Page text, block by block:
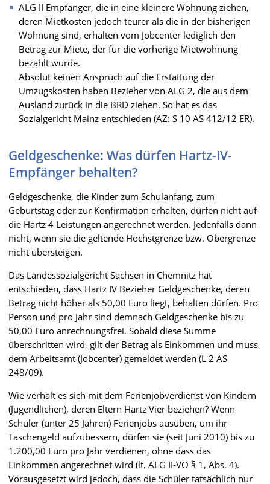
ALG II Empfänger, die in eine kleinere Wohnung ziehen,
deren Mietkosten jedoch teurer als die in der bisherigen
Wohnung sind, erhalten vom Jobcenter lediglich den
Betrag zur Miete, der für die vorherige Mietwohnung
bezahlt wurde.
Absolut keinen Anspruch auf die Erstattung der
Umzugskosten haben Bezieher von ALG 2, die aus dem
Ausland zurück in die BRD ziehen. So hat es das
Sozialgericht Mainz entschieden (AZ: S 10 AS 412/12 ER).
Geldgeschenke: Was dürfen Hartz-IV-
Empfänger behalten?
Geldgeschenke, die Kinder zum Schulanfang, zum
Geburtstag oder zur Konfirmation erhalten, dürfen nicht auf
die Hartz 4 Leistungen angerechnet werden. Jedenfalls dann
nicht, wenn sie die geltende Höchstgrenze bzw. Obergrenze
nicht übersteigen.
Das Landessozialgericht Sachsen in Chemnitz hat
entschieden, dass Hartz IV Bezieher Geldgeschenke, deren
Betrag nicht höher als 50,00 Euro liegt, behalten dürfen. Pro
Person und pro Jahr sind demnach Geldgeschenke bis zu
50,00 Euro anrechnungsfrei. Sobald diese Summe
überschritten wird, gilt der Betrag als Einkommen und muss
dem Arbeitsamt (Jobcenter) gemeldet werden (L 2 AS
248/09).
Wie verhält es sich mit dem Ferienjobverdienst von Kindern
(Jugendlichen), deren Eltern Hartz Vier beziehen? Wenn
Schüler (unter 25 Jahren) Ferienjobs ausüben, um ihr
Taschengeld aufzubessern, dürfen sie (seit Juni 2010) bis zu
1.200,00 Euro pro Jahr verdienen, ohne dass das
Einkommen angerechnet wird (lt. ALG II-VO § 1, Abs. 4).
Vorausgesetzt wird jedoch, dass die Schüler tatsächlich nur